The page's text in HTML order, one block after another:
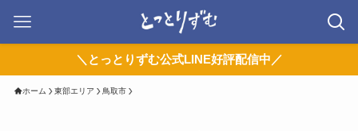
＼とっとりずむ公式LINE好評配信中／
ホーム 東部エリア 鳥取市